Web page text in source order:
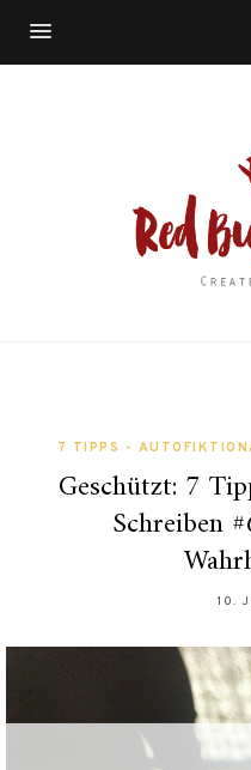
7 TIPPS -
Geschützt: 7
Schreiben
10.